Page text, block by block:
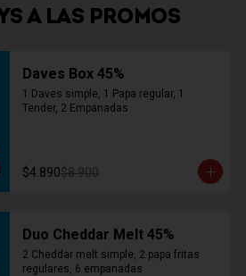
A LAS PROMOS
Daves Box 45%
1 Daves simple, 1 Papa regular, 1
Tender, 2 Empanadas
$4.890$8.900
Duo Cheddar Melt 45%
2 Cheddar melt simple, 2 papa fritas
regulares, 6 empanadas